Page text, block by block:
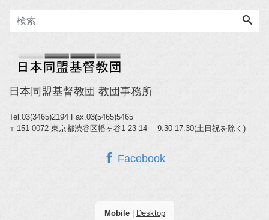
日本同盟基督教団 教団事務所
Tel.03(3465)2194 Fax.03(5465)5465
〒151-0072 東京都渋谷区幡ヶ谷1-23-14 9:30-17:30(土日祝を除く)
Facebook
Mobile| Desktop